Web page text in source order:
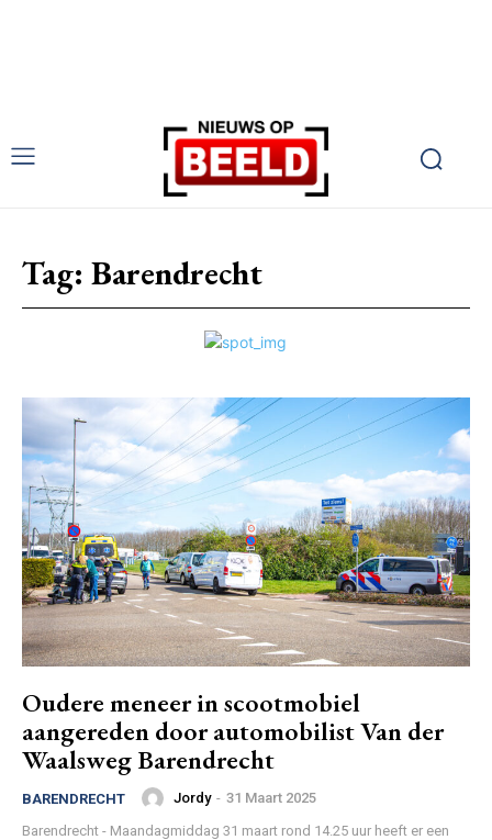
Tag: Barendrecht
Oudere meneer in scootmobiel
aangereden door automobilist Van der
Waalsweg Barendrecht
BARENDRECHT Jordy - 31 Maart 2025
Barendrecht - Maandagmiddag 31 maart rond 14.25 uur heeft er een